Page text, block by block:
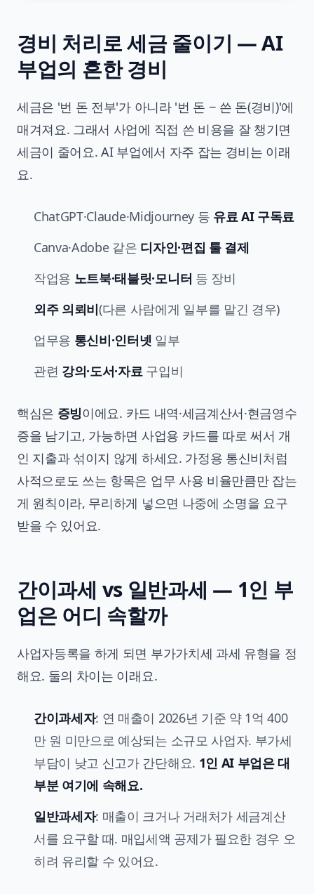
경비 처리로 세금 줄이기 — AI
부업의 흔한 경비
세금은 '번 돈 전부'가 아니라 '번 돈 − 쓴 돈(경비)'에
매겨져요. 그래서 사업에 직접 쓴 비용을 잘 챙기면
세금이 줄어요. AI 부업에서 자주 잡는 경비는 이래
요.
ChatGPT·Claude·Midjourney 등 유료 AI 구독료
Canva·Adobe 같은 디자인·편집 툴 결제
작업용 노트북·태블릿·모니터 등 장비
외주 의뢰비(다른 사람에게 일부를 맡긴 경우)
업무용 통신비·인터넷 일부
관련 강의·도서·자료구입비
핵심은 증빙이에요. 카드 내역·세금계산서·현금영수
증을 남기고, 가능하면 사업용 카드를 따로 써서 개
인 지출과 섞이지 않게 하세요. 가정용 통신비처럼
사적으로도 쓰는 항목은 업무 사용 비율만큼만 잡는
게 원칙이라, 무리하게 넣으면 나중에 소명을 요구
받을 수 있어요.
간이과세 vs 일반과세 — 1인 부
업은 어디 속할까
사업자등록을 하게 되면 부가가치세 과세 유형을 정
해요. 둘의 차이는 이래요.
간이과세자: 연 매출이 2026년 기준 약 1억 400
만 원 미만으로 예상되는 소규모 사업자. 부가세
부담이 낮고 신고가 간단해요. 1인 AI 부업은 대
부분 여기에 속해요.
일반과세자: 매출이 크거나 거래처가 세금계산
서를 요구할 때. 매입세액 공제가 필요한 경우 오
히려 유리할 수 있어요.